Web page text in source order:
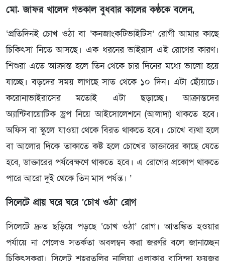
মো. জাফর খালেদ গতকাল বুধবার কালের কণ্ঠকে বলেন,
‘প্রতিদিনই চোখ ওঠা বা ‘কনজাংকটিভাইটিস’ রোগী আমার কাছে
চিকিৎসা নিতে আসছে। এক ধরনের ভাইরাস এই রোগের কারণ।
শিশুরা এতে আক্রান্ত হলে তিন থেকে চার দিনের মধ্যে ভালো হয়ে
যাচ্ছে। বড়দের সময় লাগছে সাত থেকে ১০ দিন। এটা ছোঁয়াচে।
করোনাভাইরাসের মতোই এটা ছড়াচ্ছে। আক্রান্তদের
অ্যান্টিবায়োটিক ড্রপ নিয়ে আইসোলেশনে (আলাদা) থাকতে হবে।
অফিস বা স্কুলে যাওয়া থেকে বিরত থাকতে হবে। চোখে ব্যথা হলে
বা আলোর দিকে তাকাতে কষ্ট হলে চোখের ডাক্তারের কাছে যেতে
হবে, ডাক্তারের পর্যবেক্ষণে থাকতে হবে। এ রোগের প্রকোপ থাকতে
পারে আরো দুই থেকে তিন মাস পর্যন্ত। ’
সিলেটে প্রায় ঘরে ঘরে ‘চোখ ওঠা’ রোগ
সিলেটে দ্রুত ছড়িয়ে পড়ছে ‘চোখ ওঠা’ রোগ। আতঙ্কিত হওয়ার
পর্যায়ে না গেলেও সতর্কতা অবলম্বন করা জরুরি বলে জানাচ্ছেন
চিকিৎসকরা। সিলেট শহরতলির নালিয়া এলাকার বাসিন্দা ফয়জুর